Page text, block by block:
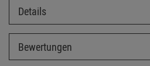
Details
Bewertungen